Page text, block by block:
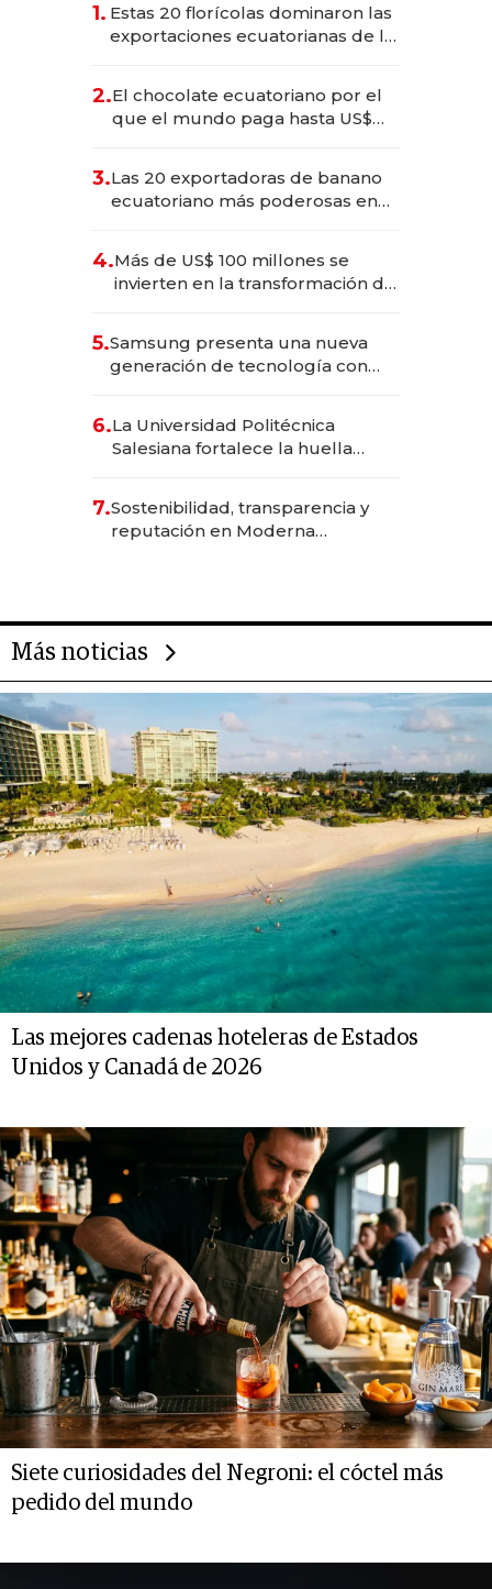
1. Estas 20 florícolas dominaron las
exportaciones ecuatorianas de la
2.El chocolate ecuatoriano por el
que el mundo paga hasta US$
3.Las 20 exportadoras de banano
ecuatoriano más poderosas en
4.Más de US$ 100 millones se
invierten en la transformación de
5.Samsung presenta una nueva
generación de tecnología con
6.La Universidad Politécnica
Salesiana fortalece la huella
7.Sostenibilidad, transparencia y
reputación en Moderna
Más noticias
Las mejores cadenas hoteleras de Estados
Unidos y Canadá de 2026
Siete curiosidades del Negroni: el cóctel más
pedido del mundo